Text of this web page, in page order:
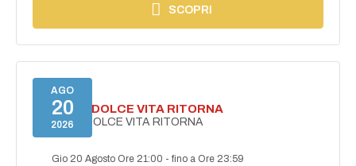
SCOPRI
AGO
20
2026
FORIO LA DOLCE VITA RITORNA
FORIO LA DOLCE VITA RITORNA
Gio 20 Agosto Ore 21:00 -fino a Ore 23:59